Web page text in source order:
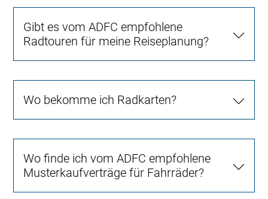
Gibt es vom ADFC empfohlene
Radtouren für meine Reiseplanung?
Wo bekomme ich Radkarten?
Wo finde ich vom ADFC empfohlene
Musterkaufverträge für Fahrräder?